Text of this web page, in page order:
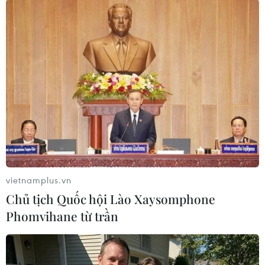
#Thẻ bảo hiểm
#An sinh xã hội
vietnamplus.vn
Chủ tịch Quốc hội Lào Xaysomphone
Phomvihane từ trần